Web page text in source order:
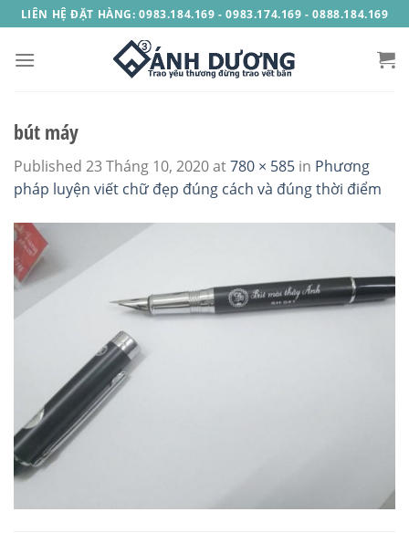
Skip
to
content
LIÊN HỆ ĐẶT HÀNG: 0983.184.169 - 0983.174.169 - 0888.184.169
bút máy
Published 23 Tháng 10, 2020at780 × 585 in Phương
pháp luyện viết chữ đẹp đúng cách và đúng thời điểm